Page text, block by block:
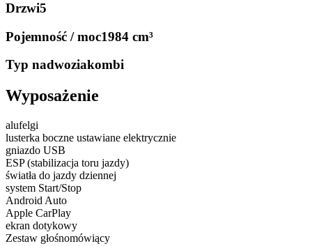
Drzwi5
Pojemność / moc1984 cm³
Typ nadwoziakombi
Wyposażenie
alufelgi
lusterka boczne ustawiane elektrycznie
gniazdo USB
ESP (stabilizacja toru jazdy)
światła do jazdy dziennej
system Start/Stop
Android Auto
Apple CarPlay
ekran dotykowy
Zestaw głośnomówiący